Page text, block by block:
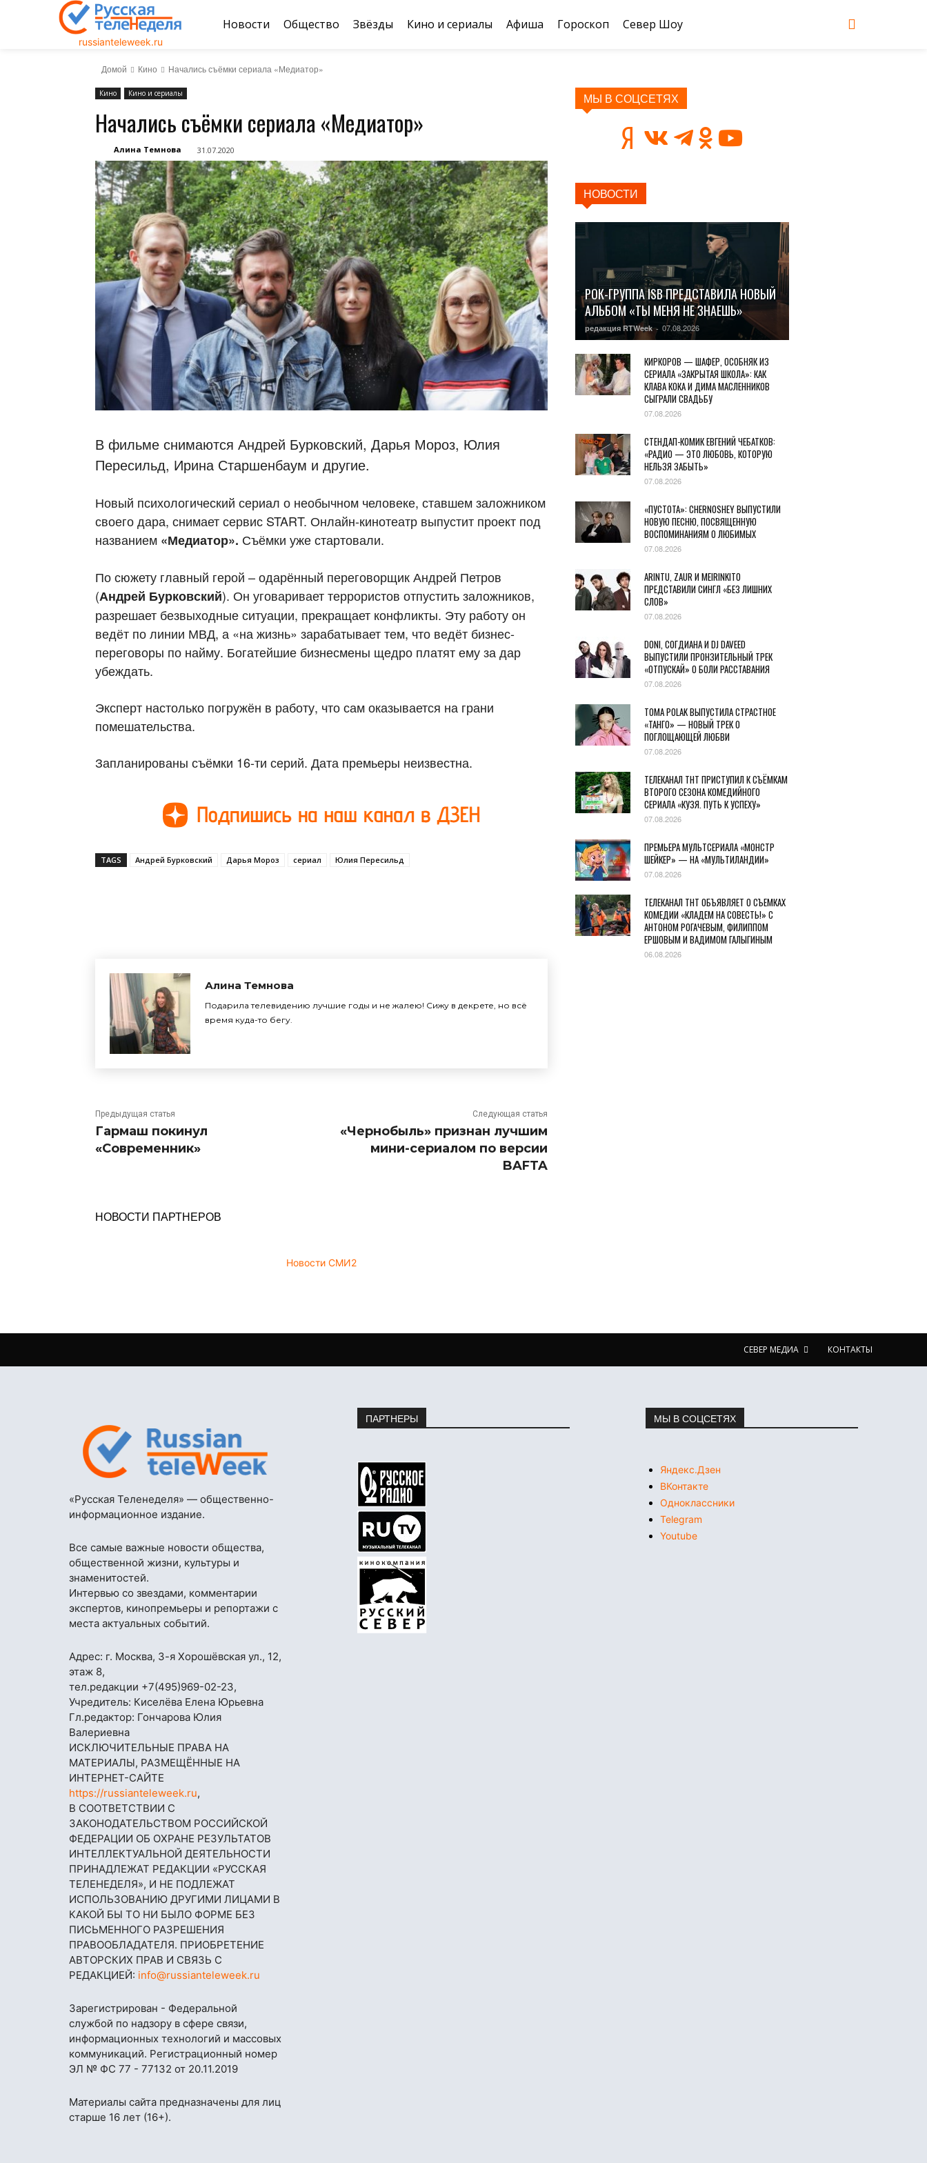
russianteleweek.ru
Новости Общество Звёзды Кино и сериалы Афиша Гороскоп Север Шоу
Домой Кино Начались съёмки сериала «Медиатор»
Кино Кино и сериалы
Начались съёмки сериала «Медиатор»
Алина Темнова 31.07.2020
В фильме снимаются Андрей Бурковский, Дарья Мороз, Юлия
Пересильд, Ирина Старшенбаум и другие.
Новый психологический сериал о необычном человеке, ставшем заложником
своего дара, снимает сервис START. Онлайн-кинотеатр выпустит проект под
названием «Медиатор». Съёмки уже стартовали.
По сюжету главный герой – одарённый переговорщик Андрей Петров
(Андрей Бурковский). Он уговаривает террористов отпустить заложников,
разрешает безвыходные ситуации, прекращает конфликты. Эту работу он
ведёт по линии МВД, а «на жизнь» зарабатывает тем, что ведёт бизнес-
переговоры по найму. Богатейшие бизнесмены щедро платят ему за дар
убеждать.
Эксперт настолько погружён в работу, что сам оказывается на грани
помешательства.
Запланированы съёмки 16-ти серий. Дата премьеры неизвестна.
TAGS Андрей Бурковский Дарья Мороз сериал Юлия Пересильд
Алина Темнова
Подарила телевидению лучшие годы и не жалею! Сижу в декрете, но всё
время куда-то бегу.
Предыдущая статья
Гармаш покинул
«Современник»
Следующая статья
«Чернобыль» признан лучшим
мини-сериалом по версии
BAFTA
НОВОСТИ ПАРТНЕРОВ
Новости СМИ2
МЫ В СОЦСЕТЯХ
НОВОСТИ
РОК-ГРУППА ISB ПРЕДСТАВИЛА НОВЫЙ
АЛЬБОМ «ТЫ МЕНЯ НЕ ЗНАЕШЬ»
редакция RTWeek - 07.08.2026
КИРКОРОВ — ШАФЕР, ОСОБНЯК ИЗ
СЕРИАЛА «ЗАКРЫТАЯ ШКОЛА»: КАК
КЛАВА КОКА И ДИМА МАСЛЕННИКОВ
СЫГРАЛИ СВАДЬБУ
07.08.2026
СТЕНДАП-КОМИК ЕВГЕНИЙ ЧЕБАТКОВ:
«РАДИО — ЭТО ЛЮБОВЬ, КОТОРУЮ
НЕЛЬЗЯ ЗАБЫТЬ»
07.08.2026
«ПУСТОТА»: CHERNOSHEY ВЫПУСТИЛИ
НОВУЮ ПЕСНЮ, ПОСВЯЩЕННУЮ
ВОСПОМИНАНИЯМ О ЛЮБИМЫХ
07.08.2026
ARINTU, ZAUR И MEIRINKITO
ПРЕДСТАВИЛИ СИНГЛ «БЕЗ ЛИШНИХ
СЛОВ»
07.08.2026
DONI, СОГДИАНА И DJ DAVEED
ВЫПУСТИЛИ ПРОНЗИТЕЛЬНЫЙ ТРЕК
«ОТПУСКАЙ» О БОЛИ РАССТАВАНИЯ
07.08.2026
TOMA POLAK ВЫПУСТИЛА СТРАСТНОЕ
«ТАНГО» — НОВЫЙ ТРЕК О
ПОГЛОЩАЮЩЕЙ ЛЮБВИ
07.08.2026
ТЕЛЕКАНАЛ ТНТ ПРИСТУПИЛ К СЪЁМКАМ
ВТОРОГО СЕЗОНА КОМЕДИЙНОГО
СЕРИАЛА «КУЗЯ. ПУТЬ К УСПЕХУ»
07.08.2026
ПРЕМЬЕРА МУЛЬТСЕРИАЛА «МОНСТР
ШЕЙКЕР» — НА «МУЛЬТИЛАНДИИ»
07.08.2026
ТЕЛЕКАНАЛ ТНТ ОБЪЯВЛЯЕТ О СЪЕМКАХ
КОМЕДИИ «КЛАДЕМ НА СОВЕСТЬ!» С
АНТОНОМ РОГАЧЕВЫМ, ФИЛИППОМ
ЕРШОВЫМ И ВАДИМОМ ГАЛЫГИНЫМ
06.08.2026
СЕВЕР МЕДИА КОНТАКТЫ
«Русская Теленеделя» — общественно-
информационное издание.
Все самые важные новости общества,
общественной жизни, культуры и
знаменитостей.
Интервью со звездами, комментарии
экспертов, кинопремьеры и репортажи с
места актуальных событий.
Адрес: г. Москва, 3-я Хорошёвская ул., 12,
этаж 8,
тел.редакции +7(495)969-02-23,
Учредитель: Киселёва Елена Юрьевна
Гл.редактор: Гончарова Юлия
Валериевна
ИСКЛЮЧИТЕЛЬНЫЕ ПРАВА НА
МАТЕРИАЛЫ, РАЗМЕЩЁННЫЕ НА
ИНТЕРНЕТ-САЙТЕ
https://russianteleweek.ru,
В СООТВЕТСТВИИ С
ЗАКОНОДАТЕЛЬСТВОМ РОССИЙСКОЙ
ФЕДЕРАЦИИ ОБ ОХРАНЕ РЕЗУЛЬТАТОВ
ИНТЕЛЛЕКТУАЛЬНОЙ ДЕЯТЕЛЬНОСТИ
ПРИНАДЛЕЖАТ РЕДАКЦИИ «РУССКАЯ
ТЕЛЕНЕДЕЛЯ», И НЕ ПОДЛЕЖАТ
ИСПОЛЬЗОВАНИЮ ДРУГИМИ ЛИЦАМИ В
КАКОЙ БЫ ТО НИ БЫЛО ФОРМЕ БЕЗ
ПИСЬМЕННОГО РАЗРЕШЕНИЯ
ПРАВООБЛАДАТЕЛЯ. ПРИОБРЕТЕНИЕ
АВТОРСКИХ ПРАВ И СВЯЗЬ С
РЕДАКЦИЕЙ: info@russianteleweek.ru
Зарегистрирован - Федеральной
службой по надзору в сфере связи,
информационных технологий и массовых
коммуникаций. Регистрационный номер
ЭЛ № ФС 77 - 77132 от 20.11.2019
Материалы сайта предназначены для лиц
старше 16 лет (16+).
ПАРТНЕРЫ МЫ В СОЦСЕТЯХ
Яндекс.Дзен
ВКонтакте
Одноклассники
Telegram
Youtube